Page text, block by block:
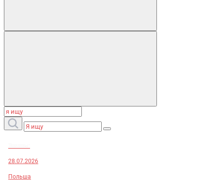
28.07.2026
Польша